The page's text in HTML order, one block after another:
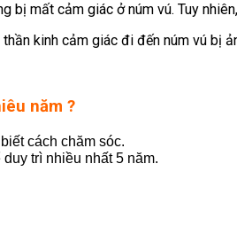
bị mất cảm giác ở núm vú. Tuy
kinh cảm giác đi đến núm vú bị
năm ?
cách chăm sóc.
trì nhiều nhất 5 năm.